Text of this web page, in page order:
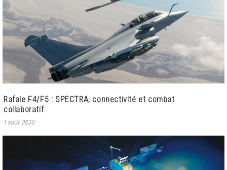
Rafale F4/F5 : SPECTRA, connectivité et combat
collaboratif
1 août 2026